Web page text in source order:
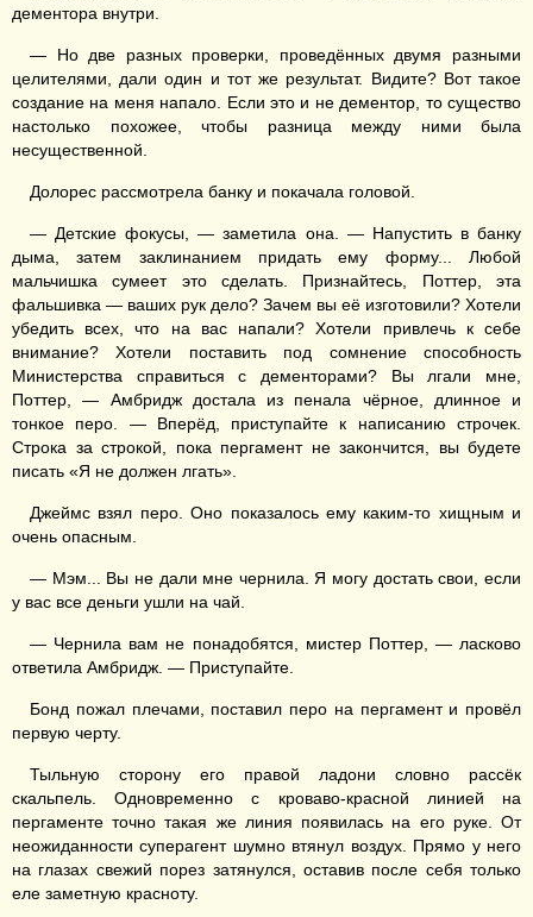
дементора внутри.
— Но две разных проверки, проведённых двумя разными
целителями, дали один и тот же результат. Видите? Вот такое
создание на меня напало. Если это и не дементор, то существо
настолько похожее, чтобы разница между ними была
несущественной.
Долорес рассмотрела банку и покачала головой.
— Детские фокусы, — заметила она. — Напустить в банку
дыма, затем заклинанием придать ему форму... Любой
мальчишка сумеет это сделать. Признайтесь, Поттер, эта
фальшивка — ваших рук дело? Зачем вы её изготовили? Хотели
убедить всех, что на вас напали? Хотели привлечь к себе
внимание? Хотели поставить под сомнение способность
Министерства справиться с дементорами? Вы лгали мне,
Поттер, — Амбридж достала из пенала чёрное, длинное и
тонкое перо. — Вперёд, приступайте к написанию строчек.
Строка за строкой, пока пергамент не закончится, вы будете
писать «Я не должен лгать».
Джеймс взял перо. Оно показалось ему каким-то хищным и
очень опасным.
— Мэм... Вы не дали мне чернила. Я могу достать свои, если
у вас все деньги ушли на чай.
— Чернила вам не понадобятся, мистер Поттер, — ласково
ответила Амбридж. — Приступайте.
Бонд пожал плечами, поставил перо на пергамент и провёл
первую черту.
Тыльную сторону его правой ладони словно рассёк
скальпель. Одновременно с кроваво-красной линией на
пергаменте точно такая же линия появилась на его руке. От
неожиданности суперагент шумно втянул воздух. Прямо у него
на глазах свежий порез затянулся, оставив после себя только
еле заметную красноту.